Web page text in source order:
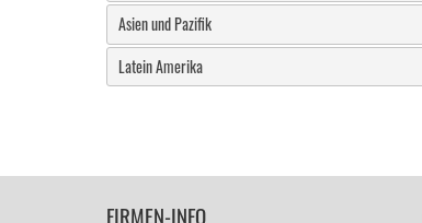
Asien und Pazifik
Latein Amerika
FOOTER
FIRMEN-INFO